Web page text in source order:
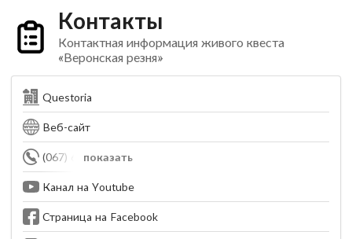
Контакты
Контактная информация живого квеста
«Веронская резня»
Questoria
Веб-сайт
показать
(067) 650-79-46
Канал на Youtube
Страница на Facebook